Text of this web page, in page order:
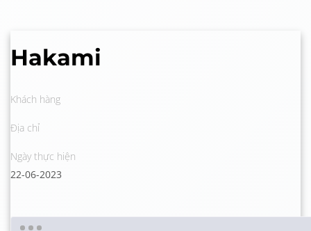
Hakami
Khách hàng
Địa chỉ
Ngày thực hiện
22-06-2023